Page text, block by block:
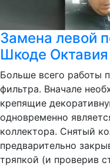
Замена левой
Шкоде
Больше всего работы
фильтра. Вначале
крепящие
одновременно
коллектора. Снятый
предварительно
тряпкой (и проверив